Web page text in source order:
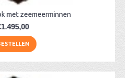
met zeemeerminnen